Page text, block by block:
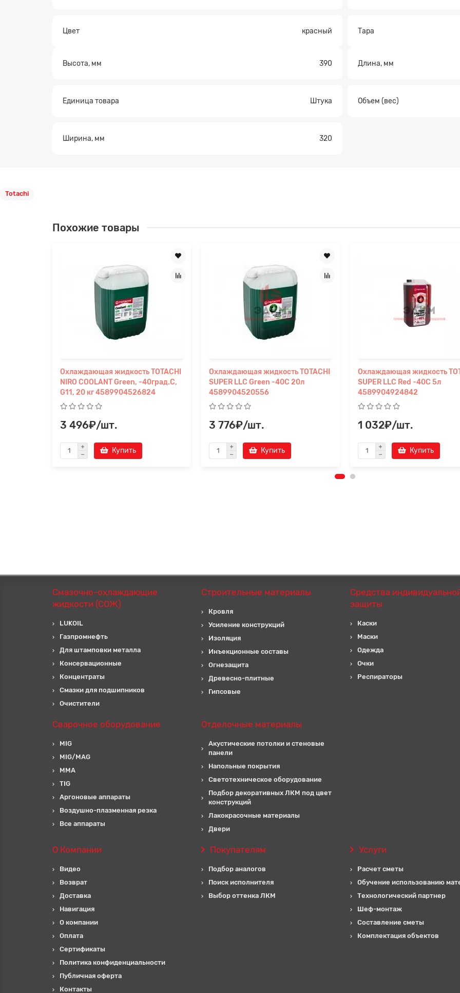
Цвет красный Тара
Высота, мм 390 Длина, мм
Единица товара Штука Объем (вес)
Ширина, мм 320
Totachi
Похожие товары
Охлаждающая жидкость TOTACHI
NIRO COOLANT Green, -40град.C,
G11, 20 кг 4589904526824
3 496₽/шт.
Купить
Охлаждающая жидкость TOTACHI
SUPER LLC Green -40C 20л
4589904520556
3 776₽/шт.
Купить
Охлаждающая жидкость
SUPER LLC Red -40C 5л
4589904924842
1 032₽/шт.
Купить
Смазочно-охлаждающие
жидкости (СОЖ)
LUKOIL
Газпромнефть
Для штамповки металла
Консервационные
Концентраты
Смазки для подшипников
Очистители
Строительные материалы
Кровля
Усиление конструкций
Изоляция
Инъекционные составы
Огнезащита
Древесно-плитные
Гипсовые
Средства
защиты
Каски
Маски
Одежда
Очки
Респираторы
Сварочное оборудование
MIG
MIG/MAG
MMA
TIG
Аргоновые аппараты
Воздушно-плазменная резка
Все аппараты
Отделочные материалы
Акустические потолки и стеновые
панели
Напольные покрытия
Светотехническое оборудование
Подбор декоративных ЛКМ под цвет
конструкций
Лакокрасочные материалы
Двери
О Компании
Видео
Возврат
Доставка
Навигация
О компании
Оплата
Сертификаты
Политика конфиденциальности
Публичная оферта
Контакты
Покупателям
Подбор аналогов
Поиск исполнителя
Выбор оттенка ЛКМ
Услуги
Расчет сметы
Обучение использованию
Технологический партнер
Шеф-монтаж
Составление сметы
Комплектация объектов